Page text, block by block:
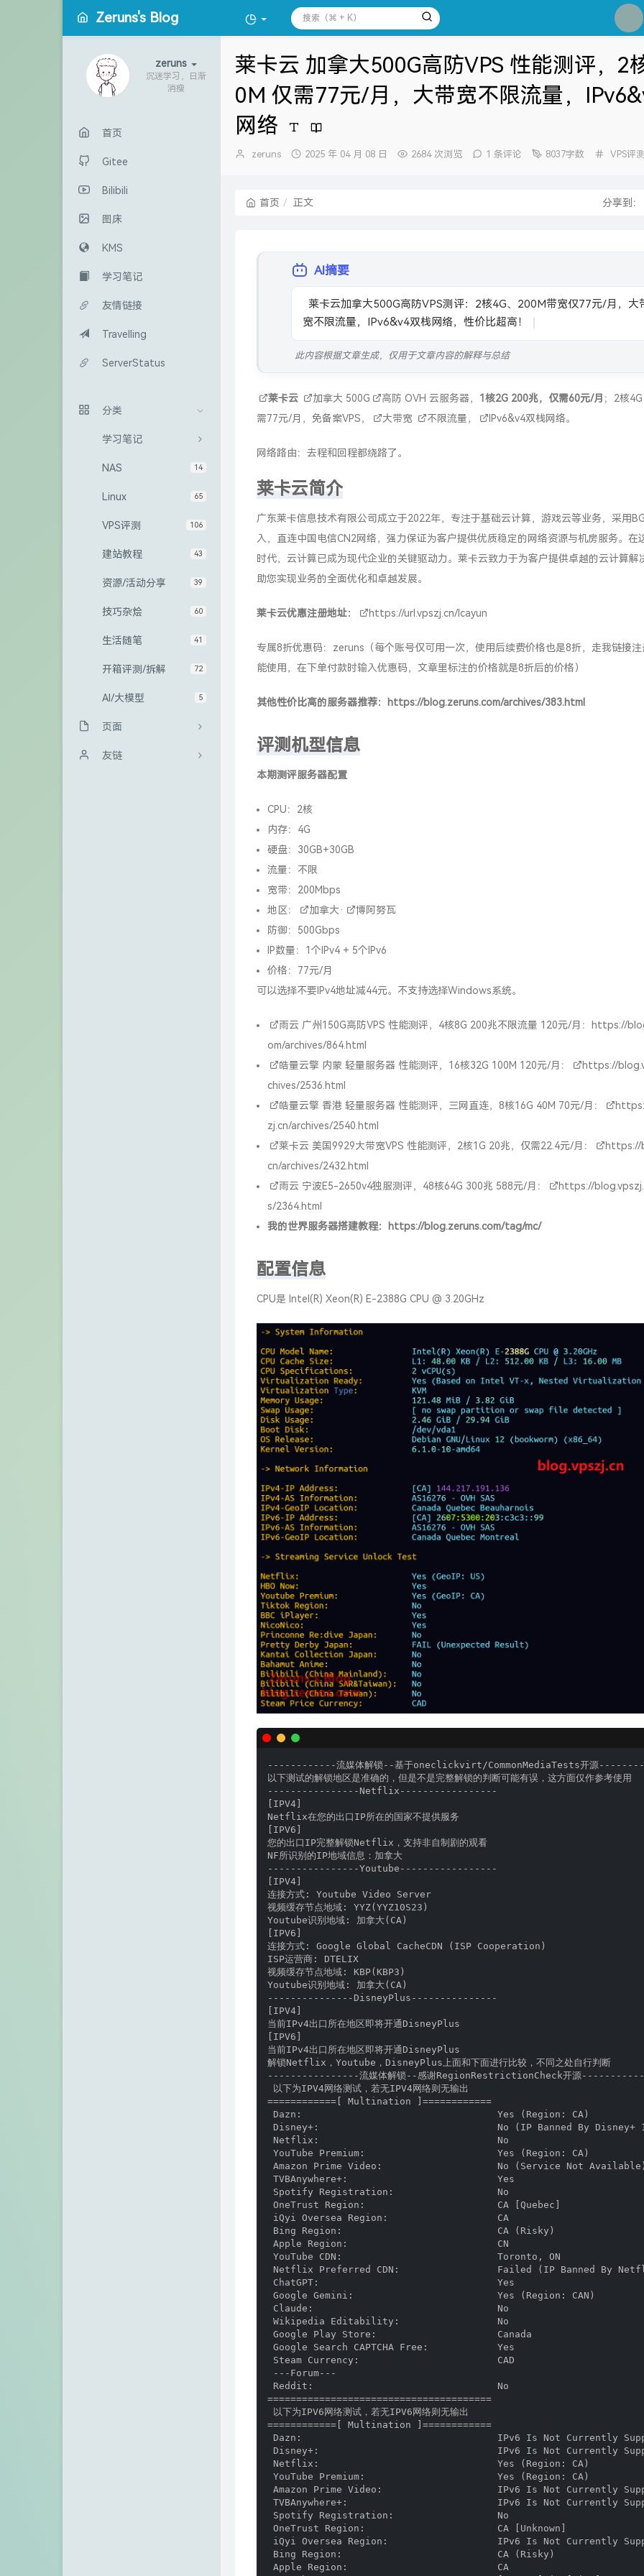
Zeruns's Blog
4
5
8
10
zeruns
沉迷学习，日渐
消瘦
首页
Gitee
Bilibili
图床
KMS
学习笔记
友情链接
Travelling
ServerStatus
分类
学习笔记
14
NAS
65
Linux
106
VPS评测
43
建站教程
39
资源/活动分享
60
技巧杂烩
41
生活随笔
72
开箱评测/拆解
5
AI/大模型
页面
归档栏
友链
莱卡云 加拿大500G高防VPS 性能测评，2
0M 仅需77元/月，大带宽不限流量，
网络
博
zeruns
发
2025 年 04 月 08 日 2684 次浏览 1 条评论 8037字数
分
VPS评
首页 正文 分享到
AI摘要
宽不限流量，IPv6&v4双栈网络，性价比超高！
此内容根据文章生成，仅用于文章内容的解释与总结
莱卡云 加拿大 500G 高防 OVH 云服务器， 1核2G 200兆，仅需60元/月 ；2核
需77元/月，免备案VPS，
大带宽 不限流量， IPv6&v4双栈网络。
网络路由：去程和回程都绕路了。
莱卡云简介
广东莱卡信息技术有限公司成立于2022年，专注于基础云计算，游戏云等业务，采用
入，直连中国电信CN2网络，强力保证为客户提供优质稳定的网络资源与机房服务。在
时代，云计算已成为现代企业的关键驱动力。莱卡云致力于为客户提供卓越的云计算解
助您实现业务的全面优化和卓越发展。
莱卡云优惠注册地址： https://url.vpszj.cn/lcayun
专属8折优惠码：zeruns（每个账号仅可用一次，使用后续费价格也是8折，走我链接
能使用，在下单付款时输入优惠码，文章里标注的价格就是8折后的价格）
其他性价比高的服务器推荐： https://blog.zeruns.com/archives/383.html
评测机型信息
本期测评服务器配置
CPU：2核
内存：4G
硬盘：30GB+30GB
流量：不限
宽带：200Mbps
地区：
加拿大 ·
博阿努瓦
防御：500Gbps
IP数量：1个IPv4 + 5个IPv6
价格：77元/月
可以选择不要IPv4地址减44元。不支持选择Windows系统。
雨云 广州150G高防VPS 性能测评，4核8G 200兆不限流量 120元/月：
https://
om/archives/864.html
皓量云擎 内蒙 轻量服务器 性能测评，16核32G 100M 120元/月：
https://
chives/2536.html
皓量云擎 香港 轻量服务器 性能测评，三网直连，8核16G 40M 70元/月：
zj.cn/archives/2540.html
莱卡云 美国9929大带宽VPS 性能测评，2核1G 20兆，仅需22.4元/月：
https://
cn/archives/2432.html
雨云 宁波E5-2650v4独服测评，48核64G 300兆 588元/月：
https://
s/2364.html
我的世界服务器搭建教程：
https://blog.zeruns.com/tag/mc/
配置信息
CPU是 Intel(R) Xeon(R) E-2388G CPU @ 3.20GHz
------------流媒体解锁--基于oneclickvirt/CommonMediaTests开源
以下测试的解锁地区是准确的，但是不是完整解锁的判断可能有误，这方面仅作参考使用
----------------Netflix-----------------
[IPV4]
Netflix在您的出口IP所在的国家不提供服务
[IPV6]
您的出口IP完整解锁Netflix，支持非自制剧的观看
NF所识别的IP地域信息：加拿大
----------------Youtube-----------------
[IPV4]
连接方式: Youtube Video Server
视频缓存节点地域: YYZ(YYZ10S23)
Youtube识别地域: 加拿大(CA)
[IPV6]
连接方式: Google Global CacheCDN (ISP Cooperation)
ISP运营商: DTELIX
视频缓存节点地域: KBP(KBP3)
Youtube识别地域: 加拿大(CA)
---------------DisneyPlus---------------
[IPV4]
当前IPv4出口所在地区即将开通DisneyPlus
[IPV6]
当前IPv4出口所在地区即将开通DisneyPlus
解锁Netflix，Youtube，DisneyPlus上面和下面进行比较，不同之处自行判断
----------------流媒体解锁--感谢RegionRestrictionCheck开源
以下为IPV4网络测试，若无IPV4网络则无输出
============[ Multination ]============
Dazn:                                  Yes (Region: CA)
Disney+:                               No (IP Banned By Disney+
Netflix:                               No
YouTube Premium:                       Yes (Region: CA)
Amazon Prime Video:                    No (Service Not
TVBAnywhere+:                          Yes
Spotify Registration:                  No
OneTrust Region:                       CA [Quebec]
iQyi Oversea Region:                   CA
Bing Region:                           CA (Risky)
Apple Region:                          CN
YouTube CDN:                           Toronto, ON
Netflix Preferred CDN:                 Failed (IP Banned By
ChatGPT:                               Yes
Google Gemini:                         Yes (Region: CAN)
Claude:                                No
Wikipedia Editability:                 No
Google Play Store:                     Canada
Google Search CAPTCHA Free:            Yes
Steam Currency:                        CAD
---Forum---
Reddit:                                No
=======================================
以下为IPV6网络测试，若无IPV6网络则无输出
============[ Multination ]============
Dazn:                                  IPv6 Is Not Currently
Disney+:                               IPv6 Is Not Currently
Netflix:                               Yes (Region: CA)
YouTube Premium:                       Yes (Region: CA)
Amazon Prime Video:                    IPv6 Is Not Currently
TVBAnywhere+:                          IPv6 Is Not Currently
Spotify Registration:                  No
OneTrust Region:                       CA [Unknown]
iQyi Oversea Region:                   IPv6 Is Not Currently
Bing Region:                           CA (Risky)
Apple Region:                          CA